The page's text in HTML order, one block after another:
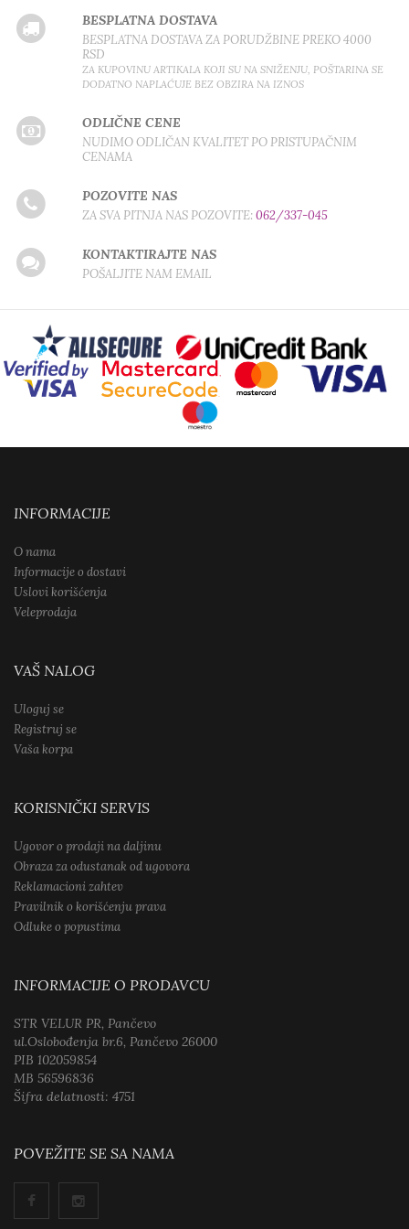
BESPLATNA DOSTAVA
BESPLATNA DOSTAVA ZA PORUDŽBINE PREKO 4000
RSD
ZA KUPOVINU ARTIKALA KOJI SU NA SNIŽENJU, POŠTARINA SE
DODATNO NAPLAĆUJE BEZ OBZIRA NA IZNOS
ODLIČNE CENE
NUDIMO ODLIČAN KVALITET PO PRISTUPAČNIM
CENAMA
POZOVITE NAS
ZA SVA PITNJA NAS POZOVITE:062/337-045
KONTAKTIRAJTE NAS
POŠALJITE NAM EMAIL
INFORMACIJE
O nama
Informacije o dostavi
Uslovi korišćenja
Veleprodaja
VAŠ NALOG
Uloguj se
Registruj se
Vaša korpa
KORISNIČKI SERVIS
Ugovor o prodaji na daljinu
Obraza za odustanak od ugovora
Reklamacioni zahtev
Pravilnik o korišćenju prava
Odluke o popustima
INFORMACIJE O PRODAVCU
STR VELUR PR, Pančevo
ul.Oslobođenja br.6, Pančevo 26000
PIB 102059854
MB 56596836
Šifra delatnosti: 4751
POVEŽITE SE SA NAMA